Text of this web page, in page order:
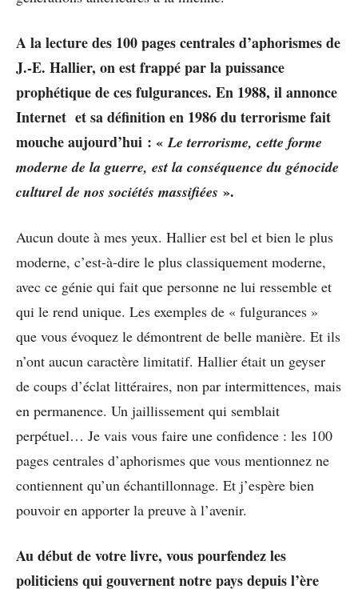
A la lecture des 100 pages centrales d’aphorismes de
J.-E. Hallier, on est frappé par la puissance
prophétique de ces fulgurances. En 1988, il annonce
Internet et sa définition en 1986 du terrorisme fait
mouche aujourd’hui : «Le terrorisme, cette forme
moderne de la guerre, est la conséquence du génocide
culturel de nos sociétés massifiées ».
Aucun doute à mes yeux. Hallier est bel et bien le plus
moderne, c’est-à-dire le plus classiquement moderne,
avec ce génie qui fait que personne ne lui ressemble et
qui le rend unique. Les exemples de « fulgurances »
que vous évoquez le démontrent de belle manière. Et ils
n’ont aucun caractère limitatif. Hallier était un geyser
de coups d’éclat littéraires, non par intermittences, mais
en permanence. Un jaillissement qui semblait
perpétuel… Je vais vous faire une confidence : les 100
pages centrales d’aphorismes que vous mentionnez ne
contiennent qu’un échantillonnage. Et j’espère bien
pouvoir en apporter la preuve à l’avenir.
Au début de votre livre, vous pourfendez les
politiciens qui gouvernent notre pays depuis l’ère